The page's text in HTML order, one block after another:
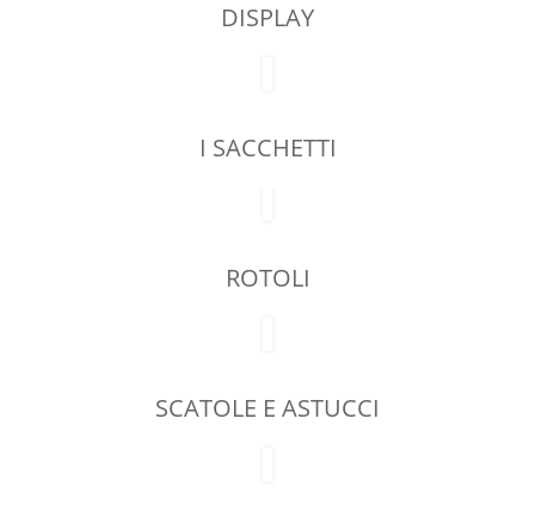
DISPLAY
I SACCHETTI
ROTOLI
SCATOLE E ASTUCCI